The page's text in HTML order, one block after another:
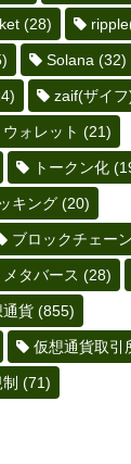
(28)
Solana (32)
zaif(ザイフ
ウォレット (21)
トークン化
キング (20)
ブロックチェーン
メタバース (28)
通貨 (855)
仮想通貨取引
(71)